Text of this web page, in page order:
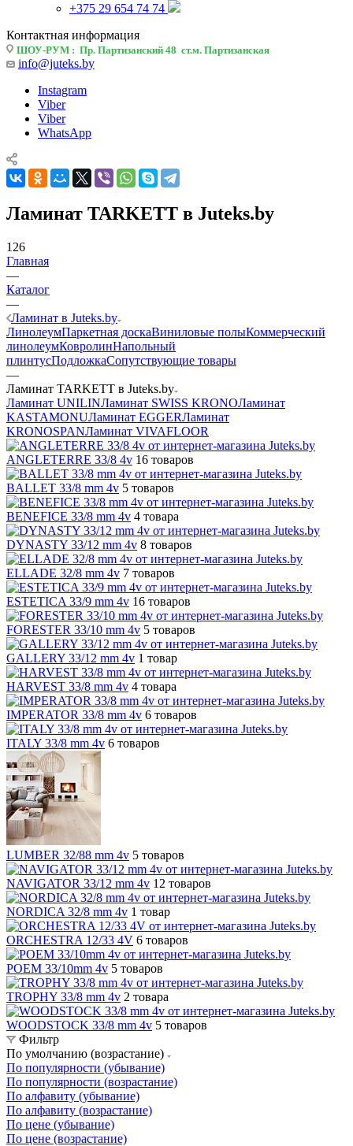
+375 29 654 74 74
Контактная информация
ШОУ-РУМ : Пр. Партизанский 48 ст.м. Партизанская
info@juteks.by
Instagram
Viber
Viber
WhatsApp
Ламинат TARKETT в Juteks.by
126
Главная
—
Каталог
—
Ламинат в Juteks.by
ЛинолеумПаркетная доскаВиниловые полыКоммерческий
линолеумКовролинНапольный
плинтусПодложкаСопутствующие товары
—
Ламинат TARKETT в Juteks.by
Ламинат UNILINЛаминат SWISS KRONOЛаминат
KASTAMONUЛаминат EGGERЛаминат
KRONOSPANЛаминат VIVAFLOOR
ANGLETERRE 33/8 4v 16 товаров
BALLET 33/8 mm 4v 5 товаров
BENEFICE 33/8 mm 4v 4 товара
DYNASTY 33/12 mm 4v 8 товаров
ELLADE 32/8 mm 4v 7 товаров
ESTETICA 33/9 mm 4v 16 товаров
FORESTER 33/10 mm 4v 5 товаров
GALLERY 33/12 mm 4v 1 товар
HARVEST 33/8 mm 4v 4 товара
IMPERATOR 33/8 mm 4v 6 товаров
ITALY 33/8 mm 4v 6 товаров
LUMBER 32/88 mm 4v 5 товаров
NAVIGATOR 33/12 mm 4v 12 товаров
NORDICA 32/8 mm 4v 1 товар
ORCHESTRA 12/33 4V 6 товаров
POEM 33/10mm 4v 5 товаров
TROPHY 33/8 mm 4v 2 товара
WOODSTOCK 33/8 mm 4v 5 товаров
Фильтр
По умолчанию (возрастание)
По популярности (убывание)
По популярности (возрастание)
По алфавиту (убывание)
По алфавиту (возрастание)
По цене (убывание)
По цене (возрастание)